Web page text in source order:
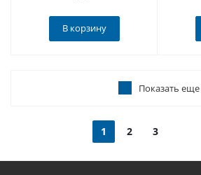
В корзину
Показать еще
1 2 3